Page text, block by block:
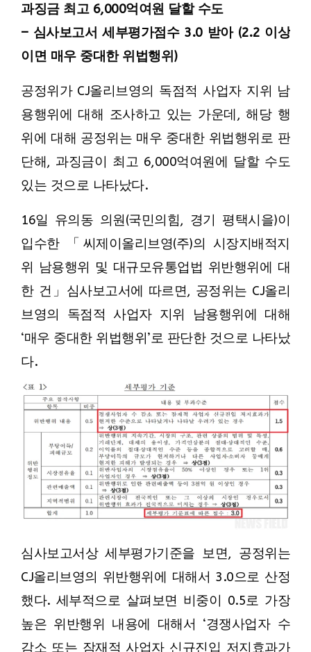
과징금 최고 6,000억여원 달할 수도
– 심사보고서 세부평가점수 3.0 받아 (2.2 이상
이면 매우 중대한 위법행위)
공정위가 CJ올리브영의 독점적 사업자 지위 남
용행위에 대해 조사하고 있는 가운데, 해당 행
위에 대해 공정위는 매우 중대한 위법행위로 판
단해, 과징금이 최고 6,000억여원에 달할 수도
있는 것으로 나타났다.
16일 유의동 의원(국민의힘, 경기 평택시을)이
입수한 「씨제이올리브영(주)의 시장지배적지
위 남용행위 및 대규모유통업법 위반행위에 대
한 건」심사보고서에 따르면, 공정위는 CJ올리
브영의 독점적 사업자 지위 남용행위에 대해
‘매우 중대한 위법행위’로 판단한 것으로 나타났
다.
심사보고서상 세부평가기준을 보면, 공정위는
CJ올리브영의 위반행위에 대해서 3.0으로 산정
했다. 세부적으로 살펴보면 비중이 0.5로 가장
높은 위반행위 내용에 대해서 ‘경쟁사업자 수
감소 또는 잠재적 사업자 신규진입 저지효과가